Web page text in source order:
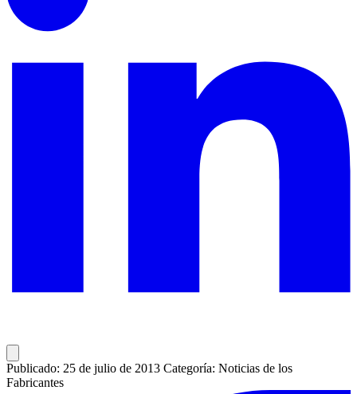
Publicado: 25 de julio de 2013 Categoría: Noticias de los
Fabricantes